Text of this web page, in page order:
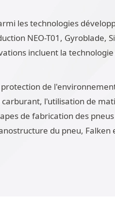
les technologies
NEO-T01, Gyroblade,
incluent la technologie
de
l'utilisation de
de fabrication des
du pneu,